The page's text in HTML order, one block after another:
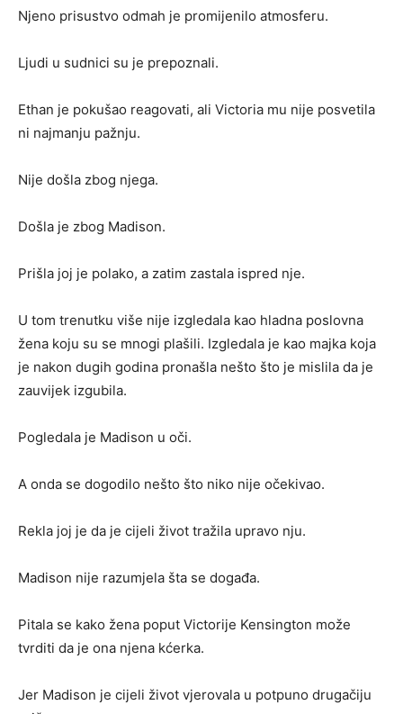
Njeno prisustvo odmah je promijenilo atmosferu.
Ljudi u sudnici su je prepoznali.
Ethan je pokušao reagovati, ali Victoria mu nije posvetila
ni najmanju pažnju.
Nije došla zbog njega.
Došla je zbog Madison.
Prišla joj je polako, a zatim zastala ispred nje.
U tom trenutku više nije izgledala kao hladna poslovna
žena koju su se mnogi plašili. Izgledala je kao majka koja
je nakon dugih godina pronašla nešto što je mislila da je
zauvijek izgubila.
Pogledala je Madison u oči.
A onda se dogodilo nešto što niko nije očekivao.
Rekla joj je da je cijeli život tražila upravo nju.
Madison nije razumjela šta se događa.
Pitala se kako žena poput Victorije Kensington može
tvrditi da je ona njena kćerka.
Jer Madison je cijeli život vjerovala u potpuno drugačiju